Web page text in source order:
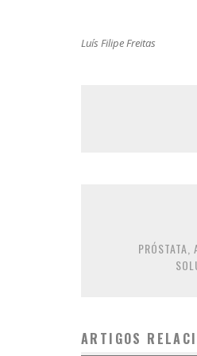
Luís Filipe Freitas
PRÓSTATA,
ARTIGOS